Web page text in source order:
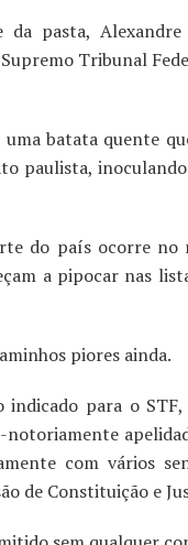
da pasta,
Tribunal
batata quente
paulista,
do país ocorre
a pipocar nas
piores ainda.
indicado para o
com vários
de Constituição e